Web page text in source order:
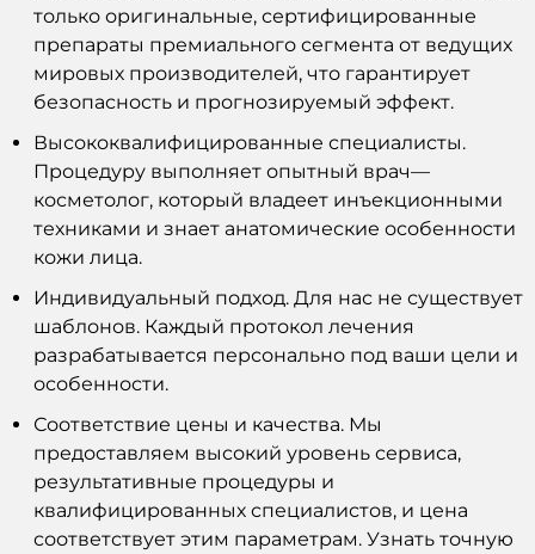
только оригинальные, сертифицированные
препараты премиального сегмента от ведущих
мировых производителей, что гарантирует
безопасность и прогнозируемый эффект.
Высококвалифицированные специалисты.
Процедуру выполняет опытный врач—
косметолог, который владеет инъекционными
техниками и знает анатомические особенности
кожи лица.
Индивидуальный подход. Для нас не существует
шаблонов. Каждый протокол лечения
разрабатывается персонально под ваши цели и
особенности.
Соответствие цены и качества. Мы
предоставляем высокий уровень сервиса,
результативные процедуры и
квалифицированных специалистов, и цена
соответствует этим параметрам. Узнать точную